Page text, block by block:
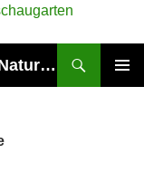
Arbeitskreis Naturnahes Grün – Naturschaugarten Lindenmühle